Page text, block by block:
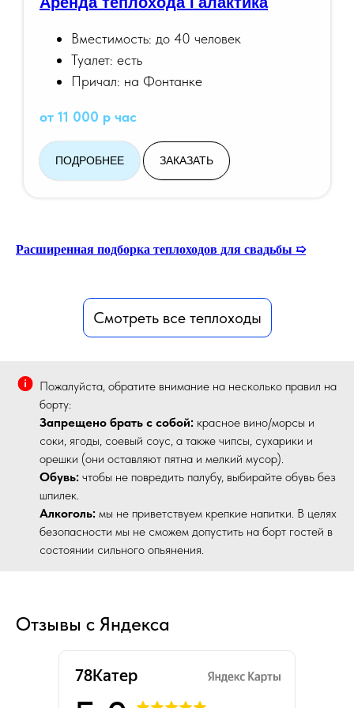
Вместимость: до 40 человек
Туалет: есть
Причал: на Фонтанке
от 11 000 р час
ПОДРОБНЕЕ ЗАКАЗАТЬ
Расширенная подборка теплоходов для свадьбы ➯
Смотреть все теплоходы
Пожалуйста, обратите внимание на несколько правил на
борту:
Запрещено брать с собой: красное вино/морсы и
соки, ягоды, соевый соус, а также чипсы, сухарики и
орешки (они оставляют пятна и мелкий мусор).
Обувь: чтобы не повредить палубу, выбирайте обувь без
шпилек.
Алкоголь: мы не приветствуем крепкие напитки. В целях
безопасности мы не сможем допустить на борт гостей в
состоянии сильного опьянения.
Отзывы с Яндекса